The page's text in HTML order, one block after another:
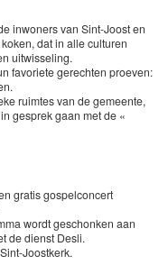
inwoners van Sint-Joost en
dat in alle culturen
uitwisseling.
favoriete gerechten proeven:
ruimtes van de gemeente,
gesprek gaan met de «
gratis gospelconcert
wordt geschonken aan
de dienst Desli.
Joostkerk.